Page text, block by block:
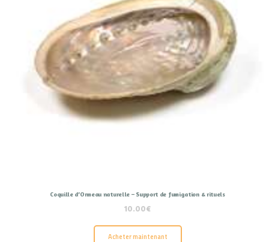
Coquille d’Ormeau naturelle – Support de fumigation & rituels
10.00€
Acheter maintenant